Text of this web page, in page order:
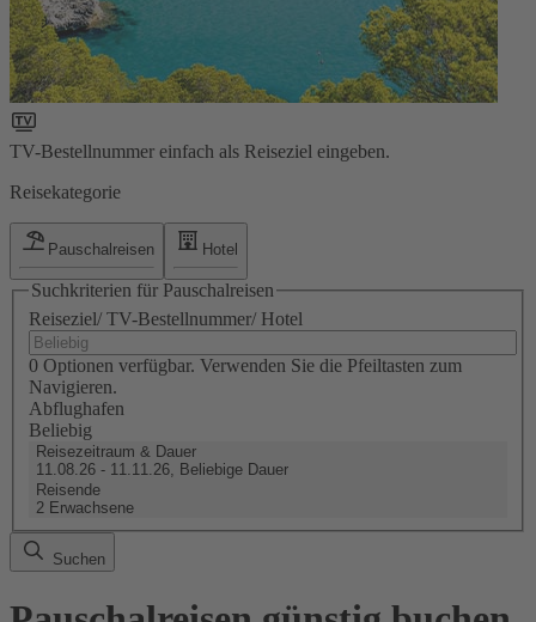
TV-Bestellnummer einfach als Reiseziel eingeben.
Reisekategorie
Pauschalreisen Hotel
Suchkriterien für Pauschalreisen
Reiseziel/ TV-Bestellnummer/ Hotel
0 Optionen verfügbar. Verwenden Sie die Pfeiltasten zum
Navigieren.
Abflughafen
Beliebig
Reisezeitraum & Dauer
11.08.26 - 11.11.26, Beliebige Dauer
Reisende
2 Erwachsene
Suchen